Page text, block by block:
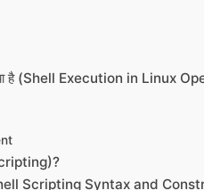
है (Shell Execution in Linux
Scripting Syntax and